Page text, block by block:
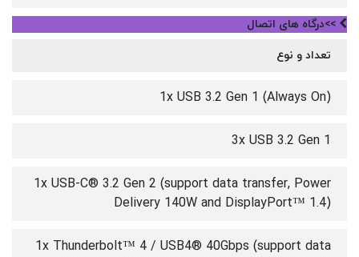
>>درگاه های اتصال
تعداد و نوع
1x USB 3.2 Gen 1 (Always On)
3x USB 3.2 Gen 1
1x USB-C® 3.2 Gen 2 (support data transfer, Power
Delivery 140W and DisplayPort™ 1.4)
1x Thunderbolt™ 4 / USB4® 40Gbps (support data